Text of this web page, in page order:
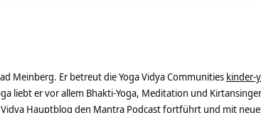
Meinberg. Er betreut die Yoga Vidya Communities kinder-
liebt er vor allem Bhakti-Yoga, Meditation und
Hauptblog den Mantra Podcast fortführt und mit